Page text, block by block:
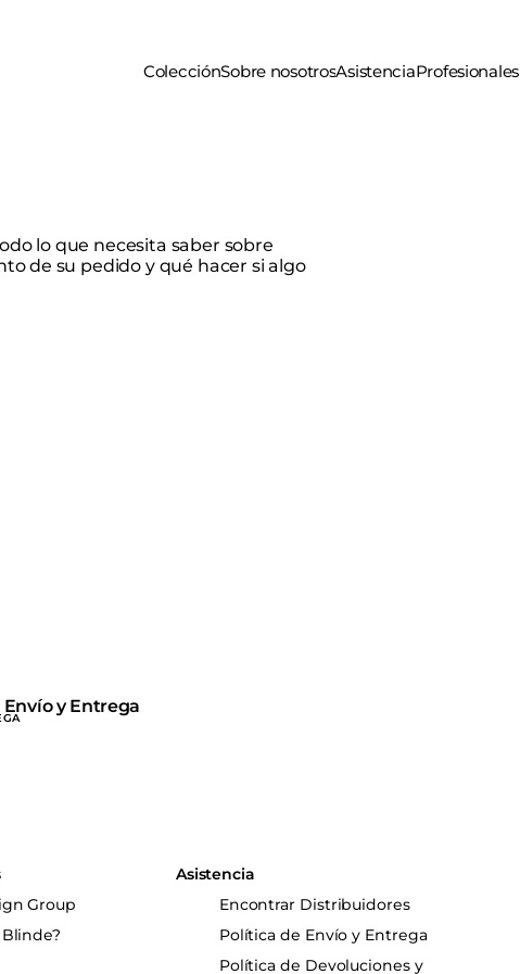
ColecciónSobre nosotrosAsistenciaProfesionales
lo que necesita saber sobre
de su pedido y qué hacer si algo
y Entrega
Group
Asistencia
Encontrar Distribuidores
Política de Envío y Entrega
Política de Devoluciones y